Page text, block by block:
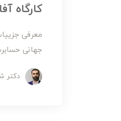
کارگاه
معرفی
جهانی
دکتر